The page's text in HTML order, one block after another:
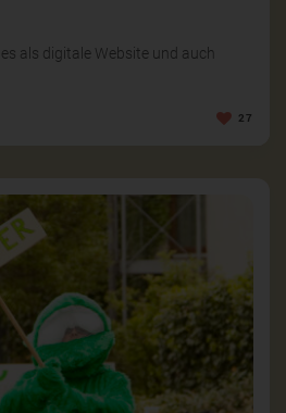
als digitale Website und auch
27